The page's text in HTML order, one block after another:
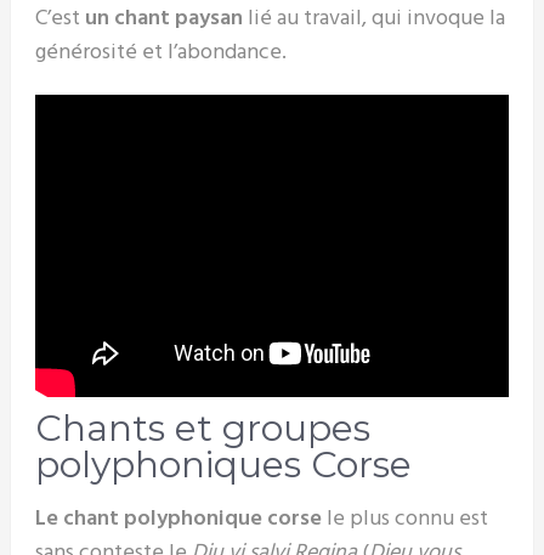
C’est un chant paysan lié au travail, qui invoque la
générosité et l’abondance.
Chants et groupes
polyphoniques Corse
Le chant polyphonique corsele plus connu est